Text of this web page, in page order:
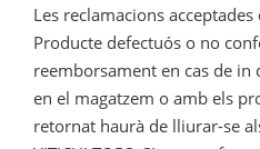
Les reclamacions
Producte defectuós o no
reemborsament en cas de
en el magatzem o amb els
retornat haurà de lliurar-se